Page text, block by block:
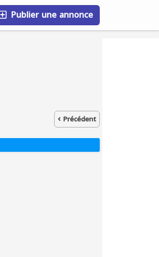
Publier une annonce
Entreprises
Blog
FAQ
Précédent